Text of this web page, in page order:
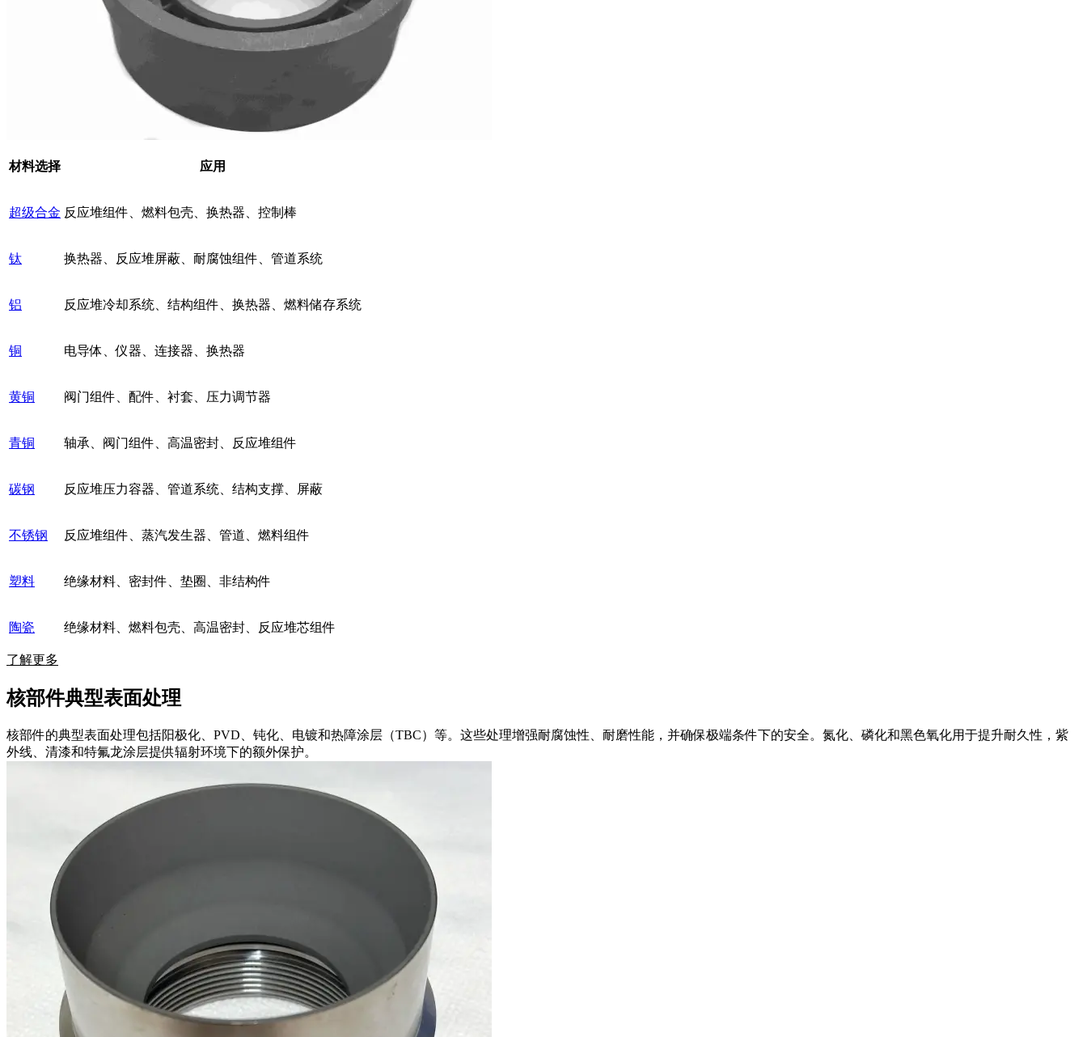
材料选择 应用
超级合金 反应堆组件、燃料包壳、换热器、控制棒
钛 换热器、反应堆屏蔽、耐腐蚀组件、管道系统
铝 反应堆冷却系统、结构组件、换热器、燃料储存系统
铜 电导体、仪器、连接器、换热器
黄铜 阀门组件、配件、衬套、压力调节器
青铜 轴承、阀门组件、高温密封、反应堆组件
碳钢 反应堆压力容器、管道系统、结构支撑、屏蔽
不锈钢 反应堆组件、蒸汽发生器、管道、燃料组件
塑料 绝缘材料、密封件、垫圈、非结构件
陶瓷 绝缘材料、燃料包壳、高温密封、反应堆芯组件
了解更多
核部件典型表面处理
核部件的典型表面处理包括阳极化、PVD、钝化、电镀和热障涂层（TBC）等。这些处理增强耐腐蚀性、耐磨性能，并确保极端条件下的安全。氮化、磷化和黑色氧化用于提升耐久性，紫
外线、清漆和特氟龙涂层提供辐射环境下的额外保护。